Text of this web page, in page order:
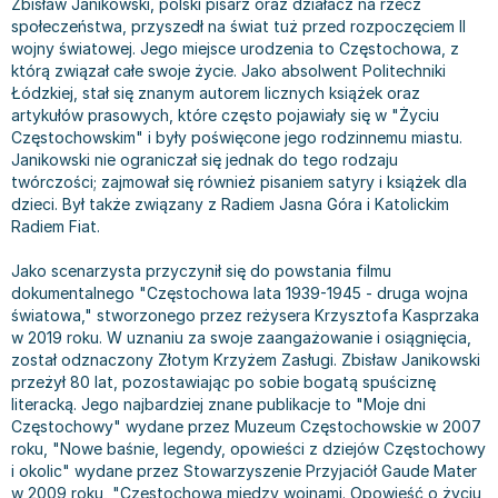
Bajki wiersze
Do kolorowania i naklejania
Kontrastowe obrazki
Kreatywne / Aktywizujące
Poznawanie świata
Podręczniki szkolne
Edukacja przedszkolna
Liceum, Technikum
Szkoły wyższe
Szkoła zawodowa
Książki: finanse, księgowość, bankowość
Książki o gospodarce
Inne
Książki o marketingu
Książki o zarządzaniu
Historia - książki
Archeologia - książki
Historia Polski - książki
II Wojna Światowa - książki
Książki militarne
Książki: Prawo
Inne
Książki: Prawo administracyjne
Książki: Prawo cywilne
Książki: Prawo finansowe
Książki: Prawo karne
Książki: pamiętniki, dzienniki i listy
Wywiady, wspomnienia - książki
Komiksy
Komiksy dla dorosłych
Komiksy dla dzieci
Komiksy dla młodzieży
Komiksy obcojęzyczne
Fantastyka, horror - książki
Książki horrory
Science Fiction - książki
Książki kryminały
Książki z poezją, aforyzmami i dramaty
Książki dramaty
Książki humorystyczne i aforyzmy
Tomiki poezji
Książki o sztuce
Liceum i technikum
Podręczniki do 1 klasy liceum i technikum
Podręczniki do 2 klasy liceum i technikum
Podręczniki do 3 klasy liceum i technikum
Podręczniki do klasy 4 liceum i technikum
Podręczniki do szkoły zawodowej
Podręczniki do 1 klasy szkoły zawodowej
Podręczniki do 2 klasy szkoły zawodowej
Książki dla dzieci
Książki dla dzieci do 2 lat
Książki: bajki dla dzieci do 2 lat
Do kąpieli i zabawy
Kolorowanki i książki do naklejania do 2 lat
Książki grające, z puzzlami i magnesami do 2 lat
Obrazki kontrastowe dla niemowląt
Poznawanie świata dla dzieci do 2 lat - książki
Książki o sportowcach
Książki: Turystyka i podróże
Albumy krajoznawcze
Albumy krajoznawcze - Polska
Albumy krajoznawcze - Świat
Atlasy
Atlasy - Polska
Atlasy - świat
Mapy
Mapy - Polska
Mapy - Świat
Przewodniki turystyczne
Przewodniki turystyczne - Polska
Przewodniki turystyczne - Świat
Książki: Zdrowie, rodzina, związki
Książki: Rodzina, związki
Julian Tuwim
Bracia Grimm
Stephen King
Tanya Valko
Lauren Kate
Jan Brzechwa
E. L. James
Virginia C. Andrews
Monika Szwaja
Camilla Läckberg
Jan Kochanowski
Henning Mankell
Beata Pawlikowska
L.J. Smith
Diana Palmer
Bear Grylls
Zbisław Janikowski, polski pisarz oraz działacz na rzecz
społeczeństwa, przyszedł na świat tuż przed rozpoczęciem II
wojny światowej. Jego miejsce urodzenia to Częstochowa, z
którą związał całe swoje życie. Jako absolwent Politechniki
Łódzkiej, stał się znanym autorem licznych książek oraz
artykułów prasowych, które często pojawiały się w "Życiu
Częstochowskim" i były poświęcone jego rodzinnemu miastu.
Janikowski nie ograniczał się jednak do tego rodzaju
twórczości; zajmował się również pisaniem satyry i książek dla
dzieci. Był także związany z Radiem Jasna Góra i Katolickim
Radiem Fiat.
Jako scenarzysta przyczynił się do powstania filmu
dokumentalnego "Częstochowa lata 1939-1945 - druga wojna
światowa," stworzonego przez reżysera Krzysztofa Kasprzaka
w 2019 roku. W uznaniu za swoje zaangażowanie i osiągnięcia,
został odznaczony Złotym Krzyżem Zasługi. Zbisław Janikowski
przeżył 80 lat, pozostawiając po sobie bogatą spuściznę
literacką. Jego najbardziej znane publikacje to "Moje dni
Częstochowy" wydane przez Muzeum Częstochowskie w 2007
roku, "Nowe baśnie, legendy, opowieści z dziejów Częstochowy
i okolic" wydane przez Stowarzyszenie Przyjaciół Gaude Mater
w 2009 roku, "Częstochowa między wojnami. Opowieść o życiu